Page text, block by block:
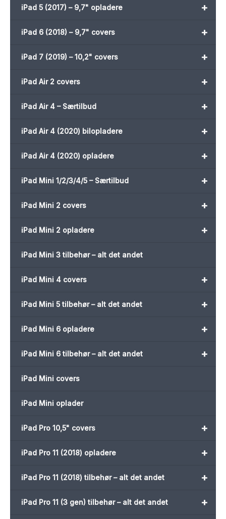
+
iPad 5 (2017) – 9,7" opladere
+
iPad 6 (2018) – 9,7" covers
+
iPad 7 (2019) – 10,2" covers
+
iPad Air 2 covers
+
iPad Air 4 – Særtilbud
+
iPad Air 4 (2020) bilopladere
+
iPad Air 4 (2020) opladere
+
iPad Mini 1/2/3/4/5 – Særtilbud
+
iPad Mini 2 covers
+
iPad Mini 2 opladere
iPad Mini 3 tilbehør – alt det andet
+
iPad Mini 4 covers
+
iPad Mini 5 tilbehør – alt det andet
+
iPad Mini 6 opladere
+
iPad Mini 6 tilbehør – alt det andet
iPad Mini covers
iPad Mini oplader
+
iPad Pro 10,5" covers
+
iPad Pro 11 (2018) opladere
+
iPad Pro 11 (2018) tilbehør – alt det andet
+
iPad Pro 11 (3 gen) tilbehør – alt det andet